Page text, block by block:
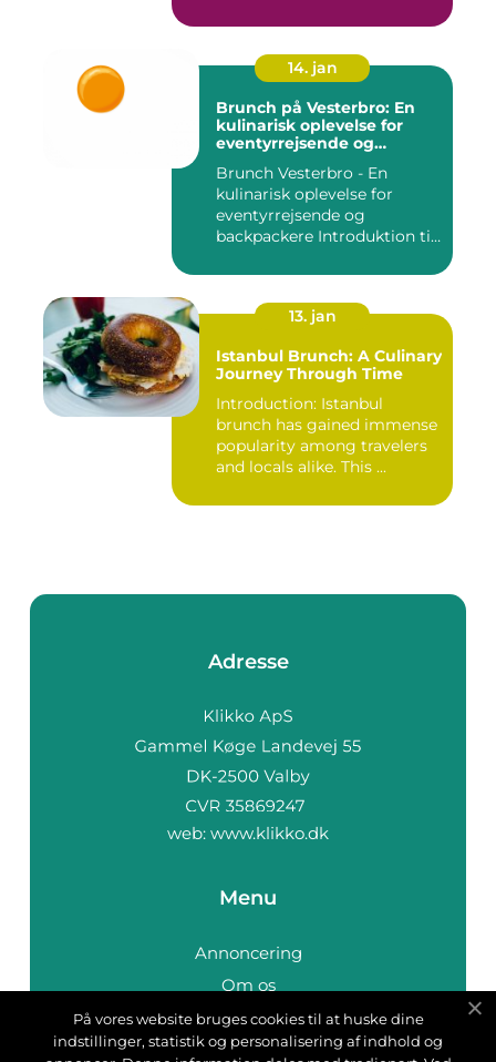
14. jan
Brunch på Vesterbro: En
kulinarisk oplevelse for
eventyrrejsende og
Brunch Vesterbro - En
kulinarisk oplevelse for
eventyrrejsende og
backpackere Introduktion til
13. jan
Istanbul Brunch: A Culinary
Journey Through Time
Introduction: Istanbul
brunch has gained immense
popularity among travelers
and locals alike. This ...
Adresse
web: www.klikko.dk
Menu
Annoncering
Om os
Cookies
Kontakt os
På vores website bruges cookies til at huske dine
indstillinger, statistik og personalisering af indhold og